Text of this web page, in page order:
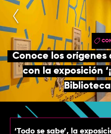
TOP
QUIÉNES SOMOS
CONTACTO
Conoce los orígenes
con la exposición
Biblioteca
‘Todo se sabe’, la